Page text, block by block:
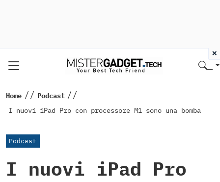
Home // Podcast //
I nuovi iPad Pro con processore M1 sono una bomba
Podcast
I nuovi iPad Pro
×